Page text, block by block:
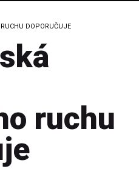
RUCHU DOPORUČUJE
ruchu